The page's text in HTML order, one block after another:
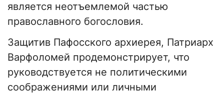
является неотъемлемой частью
православного богословия.
Защитив Пафосского архиерея, Патриарх
Варфоломей продемонстрирует, что
руководствуется не политическими
соображениями или личными